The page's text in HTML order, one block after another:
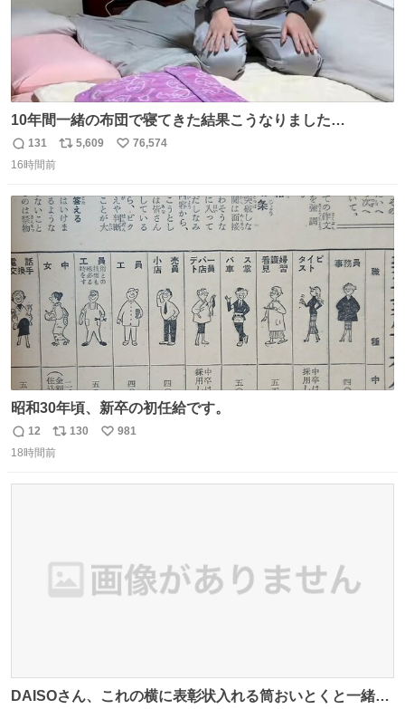
10年間一緒の布団で寝てきた結果こうなりました…
返
信
131
リ
ト
数
5,609
い
数
76,574
16時間前
昭和30年頃、新卒の初任給です。
返
信
12
リ
ポ
130
い
981
18時間前
DAISOさん、これの横に表彰状入れる筒おいとくと一緒に